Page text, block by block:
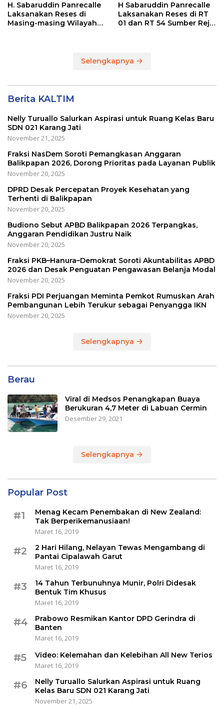
H. Sabaruddin Panrecalle
Laksanakan Reses di
Masing-masing Wilayah
H Sabaruddin Panrecalle
Laksanakan Reses di RT
01 dan RT 54 Sumber Rejo
Selengkapnya
Berita KALTIM
Nelly Turuallo Salurkan Aspirasi untuk Ruang Kelas Baru
SDN 021 Karang Jati
November 21, 2025
Fraksi NasDem Soroti Pemangkasan Anggaran
Balikpapan 2026, Dorong Prioritas pada Layanan Publik
November 20, 2025
DPRD Desak Percepatan Proyek Kesehatan yang
Terhenti di Balikpapan
November 20, 2025
Budiono Sebut APBD Balikpapan 2026 Terpangkas,
Anggaran Pendidikan Justru Naik
November 20, 2025
Fraksi PKB–Hanura–Demokrat Soroti Akuntabilitas APBD
2026 dan Desak Penguatan Pengawasan Belanja Modal
November 20, 2025
Fraksi PDI Perjuangan Meminta Pemkot Rumuskan Arah
Pembangunan Lebih Terukur sebagai Penyangga IKN
November 20, 2025
Selengkapnya
Berau
Viral di Medsos Penangkapan Buaya
Berukuran 4,7 Meter di Labuan Cermin
Desember 29, 2021
Selengkapnya
Popular Post
#1
Menag Kecam Penembakan di New Zealand:
Tak Berperikemanusiaan!
Maret 16, 2019
#2
2 Hari Hilang, Nelayan Tewas Mengambang di
Pantai Cipalawah Garut
Maret 16, 2019
#3
14 Tahun Terbunuhnya Munir, Polri Didesak
Bentuk Tim Khusus
Maret 16, 2019
#4
Prabowo Resmikan Kantor DPD Gerindra di
Banten
Maret 16, 2019
#5
Video: Kelemahan dan Kelebihan All New Terios
Maret 16, 2019
#6
Nelly Turuallo Salurkan Aspirasi untuk Ruang
Kelas Baru SDN 021 Karang Jati
November 21, 2025